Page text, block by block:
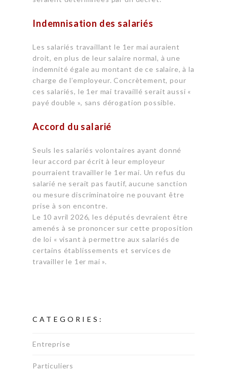
Indemnisation des salariés
Les salariés travaillant le 1er mai auraient
droit, en plus de leur salaire normal, à une
indemnité égale au montant de ce salaire, à la
charge de l’employeur. Concrètement, pour
ces salariés, le 1er mai travaillé serait aussi «
payé double », sans dérogation possible.
Accord du salarié
Seuls les salariés volontaires ayant donné
leur accord par écrit à leur employeur
pourraient travailler le 1er mai. Un refus du
salarié ne serait pas fautif, aucune sanction
ou mesure discriminatoire ne pouvant être
prise à son encontre.
Le 10 avril 2026, les députés devraient être
amenés à se prononcer sur cette proposition
de loi « visant à permettre aux salariés de
certains établissements et services de
travailler le 1er mai ».
CATEGORIES:
Entreprise
Particuliers